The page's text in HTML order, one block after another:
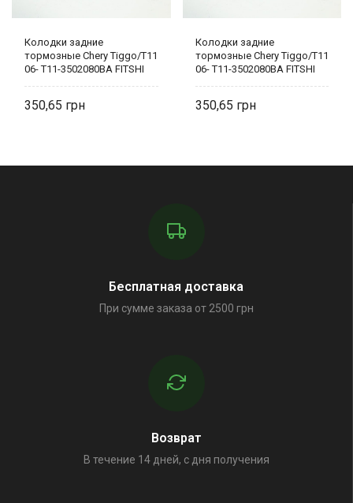
Колодки задние
тормозные Chery Tiggo/T11
06- T11-3502080BA FITSHI
350,65
Колодки задние
тормозные Chery Tiggo/T11
06- T11-3502080BA FITSHI
350,65
Бесплатная доставка
При сумме заказа от 2500 грн
Возврат
В течение 14 дней, с дня получения